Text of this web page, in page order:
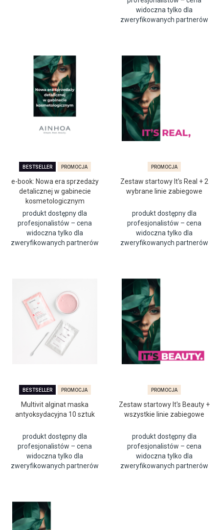
widoczna tylko dla
zweryfikowanych partnerów
BESTSELLER PROMOCJA
e-book: Nowa era sprzedaży
detalicznej w gabinecie
kosmetologicznym
produkt dostępny dla
profesjonalistów – cena
widoczna tylko dla
zweryfikowanych partnerów
PROMOCJA
Zestaw startowy It's Real + 2
wybrane linie zabiegowe
produkt dostępny dla
profesjonalistów – cena
widoczna tylko dla
zweryfikowanych partnerów
BESTSELLER PROMOCJA
Multivit alginat maska
antyoksydacyjna 10 sztuk
produkt dostępny dla
profesjonalistów – cena
widoczna tylko dla
zweryfikowanych partnerów
PROMOCJA
Zestaw startowy It's Beauty +
wszystkie linie zabiegowe
produkt dostępny dla
profesjonalistów – cena
widoczna tylko dla
zweryfikowanych partnerów